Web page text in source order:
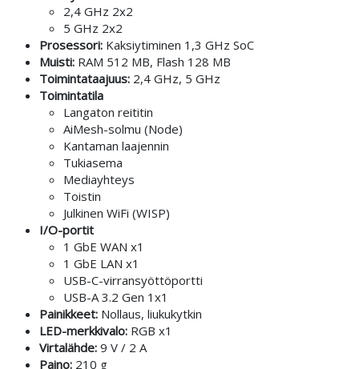
2,4 GHz 2x2
5 GHz 2x2
Prosessori: Kaksiytiminen 1,3 GHz SoC
Muisti: RAM 512 MB, Flash 128 MB
Toimintataajuus: 2,4 GHz, 5 GHz
Toimintatila
Langaton reititin
AiMesh-solmu (Node)
Kantaman laajennin
Tukiasema
Mediayhteys
Toistin
Julkinen WiFi (WISP)
I/O-portit
1 GbE WAN x1
1 GbE LAN x1
USB-C-virransyöttöportti
USB-A 3.2 Gen 1x1
Painikkeet: Nollaus, liukukytkin
LED-merkkivalo: RGB x1
Virtalähde: 9 V / 2 A
Paino: 210 g